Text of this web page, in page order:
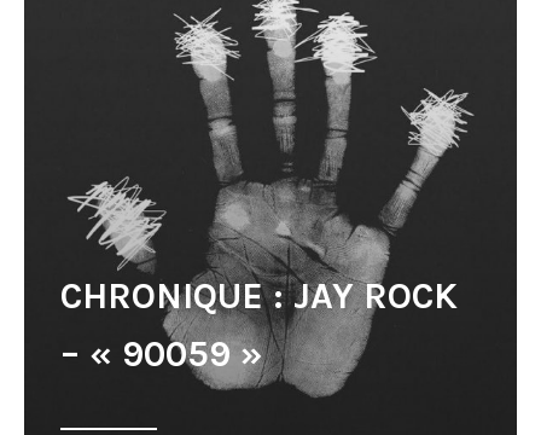
CHRONIQUE : JAY ROCK
– « 90059 »